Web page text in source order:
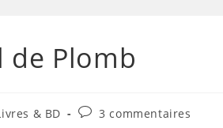
de Plomb
& BD 3 commentaires